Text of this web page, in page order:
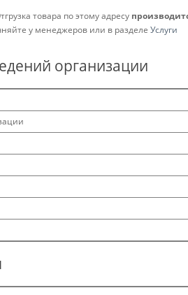
товара по этому адресу
у менеджеров или в разделе Услуги
организации